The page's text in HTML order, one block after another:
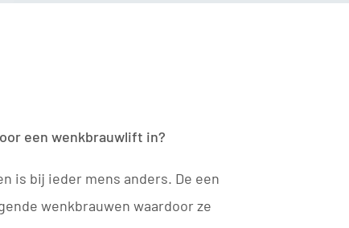
een wenkbrauwlift in?
is bij ieder mens anders. De een
wenkbrauwen waardoor ze